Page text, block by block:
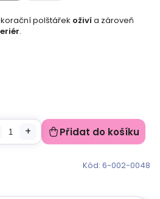
polštářek oživía zároveň
.
Kód: 6-002-0048
Přidat do košíku